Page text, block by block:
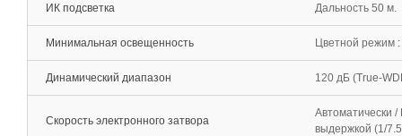
ИК подсветка Дальность 50 м.
Минимальная освещенность Цветной режим
Динамический диапазон 120 дБ (True-
Скорость электронного затвора
Автоматически
выдержкой (1/